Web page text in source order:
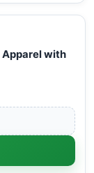
Apparel with